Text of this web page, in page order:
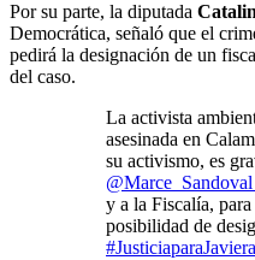
Por su parte, la diputada
Democrática, señaló que el
pedirá la designación de un
del caso.
La activista
asesinada en
su activismo, es
@Marce_Sandoval_
y a la Fiscalía,
posibilidad de